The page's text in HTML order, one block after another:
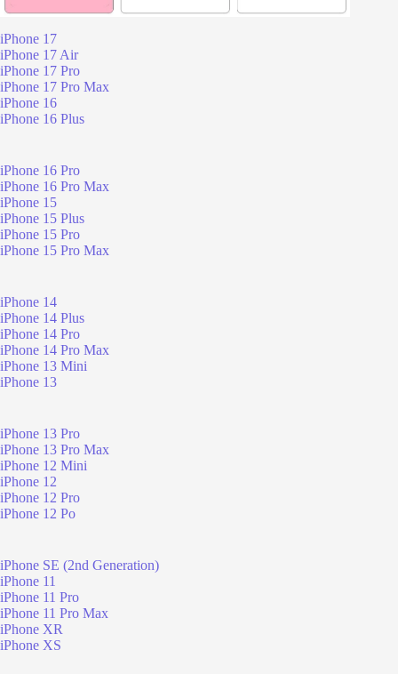
iPhone 17
iPhone 17 Air
iPhone 17 Pro
iPhone 17 Pro Max
iPhone 16
iPhone 16 Plus
iPhone 16 Pro
iPhone 16 Pro Max
iPhone 15
iPhone 15 Plus
iPhone 15 Pro
iPhone 15 Pro Max
iPhone 14
iPhone 14 Plus
iPhone 14 Pro
iPhone 14 Pro Max
iPhone 13 Mini
iPhone 13
iPhone 13 Pro
iPhone 13 Pro Max
iPhone 12 Mini
iPhone 12
iPhone 12 Pro
iPhone 12 Po
iPhone SE (2nd Generation)
iPhone 11
iPhone 11 Pro
iPhone 11 Pro Max
iPhone XR
iPhone XS